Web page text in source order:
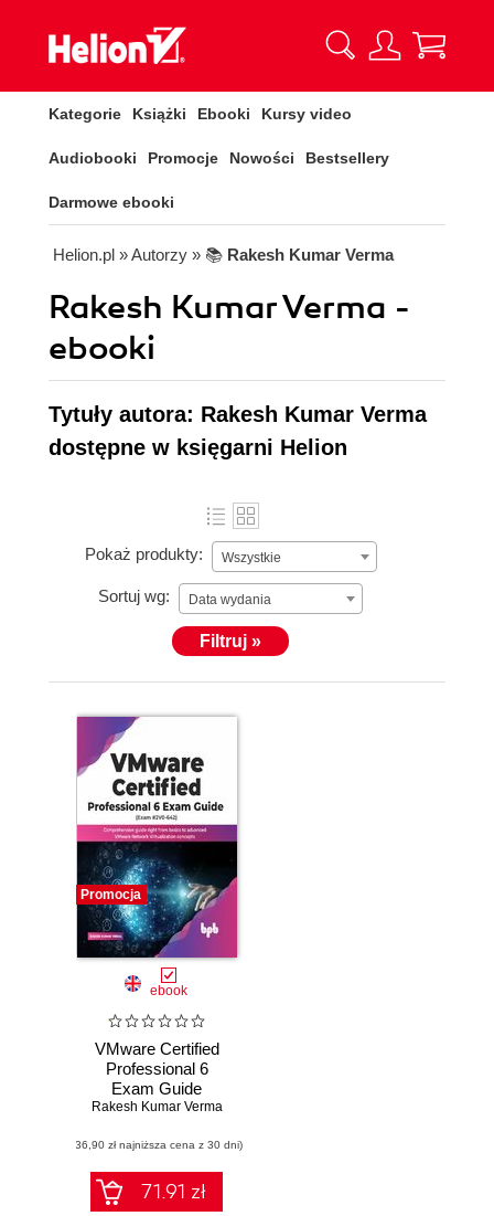
Kategorie Książki Ebooki Kursy video
Audiobooki Promocje Nowości Bestsellery
Darmowe ebooki
Helion.pl » Autorzy » 📚 Rakesh Kumar Verma
Rakesh Kumar Verma -
ebooki
Tytuły autora: Rakesh Kumar Verma
dostępne w księgarni Helion
Pokaż produkty: Wszystkie
Sortuj wg: Data wydania
Filtruj »
Promocja
ebook
VMware Certified
Professional 6
Exam Guide
(Exam #2V0-642)
Rakesh Kumar Verma
(36,90 zł najniższa cena z 30 dni)
71.91 zł